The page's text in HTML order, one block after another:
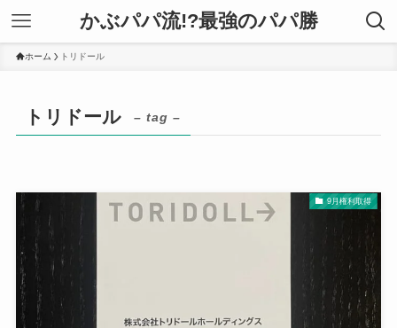
かぶパパ流!?最強のパパ勝
ホーム トリドール
トリドール – tag –
9月権利取得